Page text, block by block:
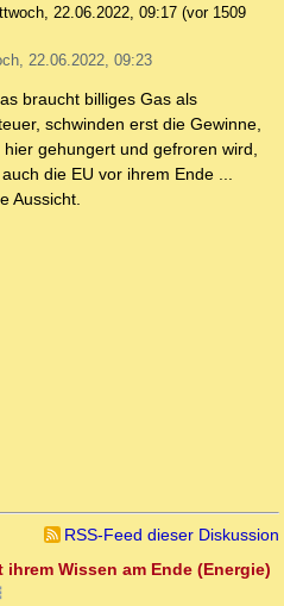
22.06.2022, 09:17 (vor 1509
22.06.2022, 09:23
braucht billiges Gas als
schwinden erst die Gewinne,
gehungert und gefroren wird,
die EU vor ihrem Ende ...
Aussicht.
RSS-Feed dieser Diskussion
Wissen am Ende (Energie)